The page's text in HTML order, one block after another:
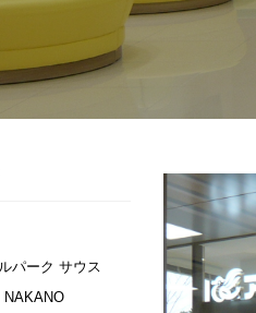
パーク サウス
NAKANO